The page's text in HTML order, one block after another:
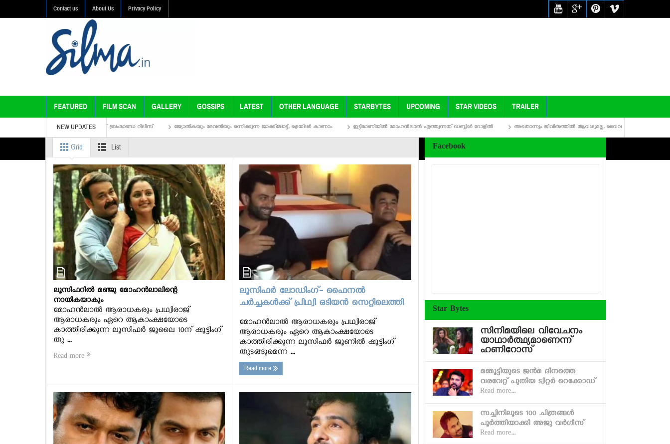
Contact us About Us Privacy Policy
FEATURED FILM SCAN GALLERY GOSSIPS LATEST OTHER LANGUAGE STARBYTES UPCOMING STAR VIDEOS TRAILER
NEW UPDATES
പുറത്തുവിട്ടു; ഓഗസ്റ്റ് 30ന് ബ്രഹ്മാണ്ഡ റിലീസ് ജ്യോതികയും രേവതിയും ഒന്നിക്കുന്ന ജാക്ക്‌പ്പോട്ട്, ട്രെയ്‌ലര്‍ കാണാം ഇട്ടിമാണിയില്‍ മോഹന്‍ലാല്‍ എത്തുന്നത് ഡബ്ബിള്‍ റോളില്‍ അതൊന്നും ജീവിതത്തില്‍ ആവശ്യമല്ല, വൈറലായി പ്രിഥ്വിരാജിന്റെ പ്രസംഗം
Grid List
ലൂസിഫറില്‍ മഞ്ജു മോഹന്‍ലാലിന്റെ
നായികയാകും
മോഹന്‍ലാല്‍ ആരാധകരും പ്രഥ്വിരാജ്
ആരാധകരും ഏറെ ആകാംക്ഷയോടെ
കാത്തിരിക്കുന്ന ലൂസിഫര്‍ ജൂലൈ 10ന് ഷൂട്ടിംഗ്
തു ...
Read more
ലൂസിഫർ ലോഡിംഗ്- ഫൈനൽ
ചർച്ചകൾക്ക് പ്രിഥ്വി ഒടിയൻ സെറ്റിലെത്തി
മോഹൻലാൽ ആരാധകരും പ്രഥ്വിരാജ്
ആരാധകരും ഏറെ ആകാംക്ഷയോടെ
കാത്തിരിക്കുന്ന ലൂസിഫർ ജൂണിൽ ഷൂട്ടിംഗ്
തുടങ്ങുമെന്ന ...
Read more
Facebook
Star Bytes
സിനിമയിലെ വിവേചനം
യാഥാര്‍ത്ഥ്യമാണെന്ന്
ഹണിറോസ്
മമ്മൂട്ടിയുടെ ജന്‍മ ദിനത്തെ
വരവേറ്റ് പുതിയ ട്വിറ്റര്‍ റെക്കോഡ്
Read more...
സച്ചിനിലൂടെ 100 ചിത്രങ്ങള്‍
പൂര്‍ത്തിയാക്കി അജു വര്‍ഗീസ്
Read more...